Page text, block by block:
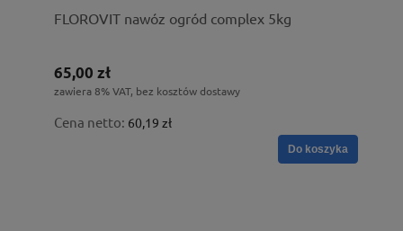
FLOROVIT nawóz ogród complex 5kg
65,00 zł
zawiera 8% VAT, bez kosztów dostawy
Cena netto: 60,19 zł
Do koszyka